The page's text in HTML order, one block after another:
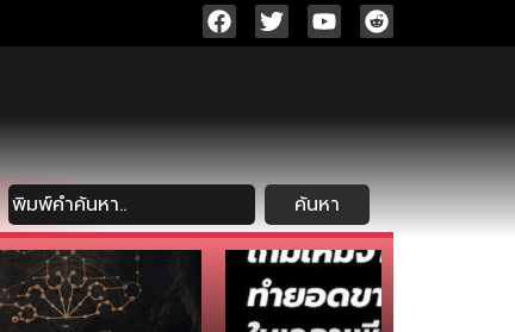
ค้นหา